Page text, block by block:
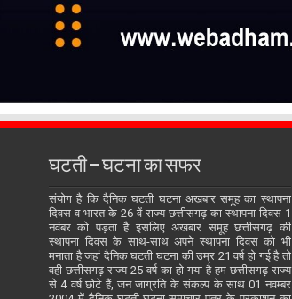
घटती – घटना का सफर
संयोग है कि दैनिक घटती घटना अखबार समूह का स्थापना
दिवस व भारत के 26 वें राज्य छत्तीसगढ़ का स्थापना दिवस 1
नवंबर को पड़ता है इसलिए अखबार समूह छत्तीसगढ़ की
स्थापना दिवस के साथ-साथ अपने स्थापना दिवस को भी
मनाता है जहां दैनिक घटती घटना की उम्र 21 वर्ष हो गई है तो
वही छत्तीसगढ़ राज्य 25 वर्ष का हो गया है हम छत्तीसगढ़ राज्य
से 4 वर्ष छोटे हैं, जन जाग्रति के संकल्प के साथ 01 नवम्बर